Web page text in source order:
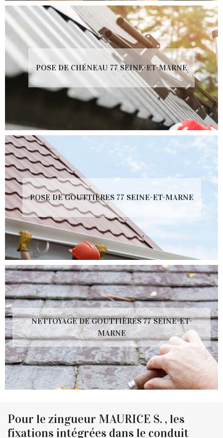
POSE DE CHÉNEAU 77 SEINE-ET-MARNE
POSE DE GOUTTIÈRES 77 SEINE-ET-MARNE
NETTOYAGE DE GOUTTIÈRES 77 SEINE-ET-
MARNE
Pour le zingueur MAURICE S. , les
fixations intégrées dans le conduit